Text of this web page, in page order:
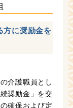
方に奨励金を
介護職員とし
奨励金」を交
確保および定